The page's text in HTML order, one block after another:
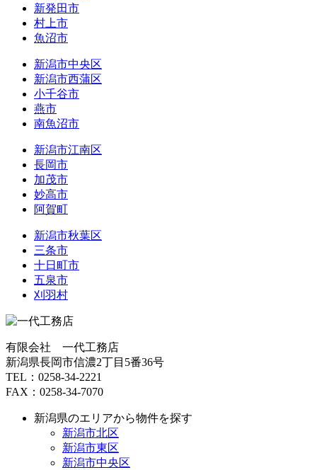
新発田市
村上市
魚沼市
新潟市中央区
新潟市西蒲区
小千谷市
燕市
南魚沼市
新潟市江南区
長岡市
加茂市
妙高市
阿賀町
新潟市秋葉区
三条市
十日町市
五泉市
刈羽村
有限会社 一代工務店
新潟県長岡市信濃2丁目5番36号
TEL：0258-34-2221
FAX：0258-34-7070
新潟県のエリアから物件を探す
新潟市北区
新潟市東区
新潟市中央区